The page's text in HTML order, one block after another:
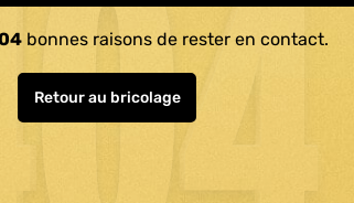
bonnes raisons de rester en contact.
Retour au bricolage